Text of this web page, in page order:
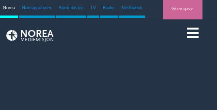
Norea Noreapastoren Styrk din tro TV Radio Nettbutikk Gi en gave